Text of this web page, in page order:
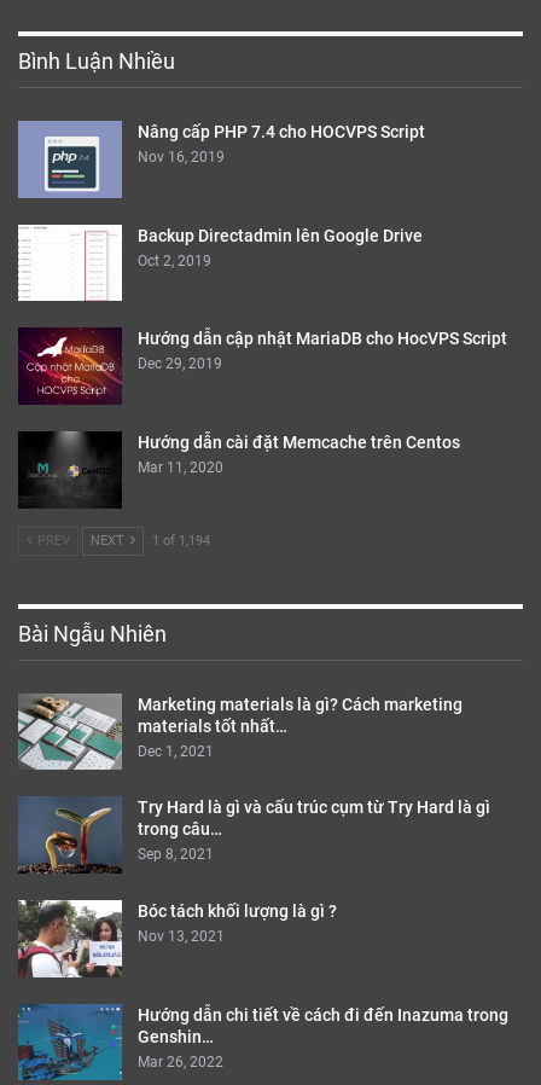
Bình Luận Nhiều
Nâng cấp PHP 7.4 cho HOCVPS Script
Nov 16, 2019
Backup Directadmin lên Google Drive
Oct 2, 2019
Hướng dẫn cập nhật MariaDB cho HocVPS Script
Dec 29, 2019
Hướng dẫn cài đặt Memcache trên Centos
Mar 11, 2020
PREV NEXT 1 of 1,194
Bài Ngẫu Nhiên
Marketing materials là gì? Cách marketing
materials tốt nhất…
Dec 1, 2021
Try Hard là gì và cấu trúc cụm từ Try Hard là gì
trong câu…
Sep 8, 2021
Bóc tách khối lượng là gì ?
Nov 13, 2021
Hướng dẫn chi tiết về cách đi đến Inazuma trong
Genshin…
Mar 26, 2022